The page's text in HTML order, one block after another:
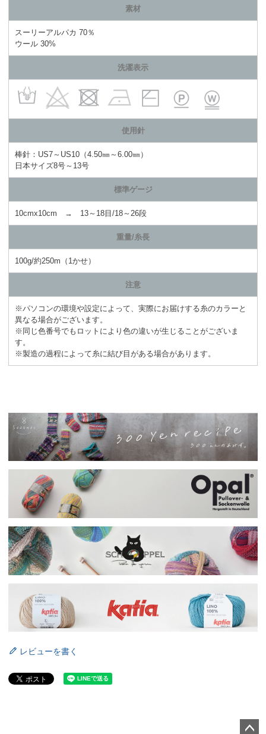
素材
スーリーアルパカ 70％
ウール 30%
洗濯表示
使用針
棒針：US7～US10（4.50㎜～6.00㎜）
日本サイズ8号～13号
標準ゲージ
10cmx10cm → 13～18目/18～26段
重量/糸長
100g/約250m（1かせ）
注意
※パソコンの環境や設定によって、実際にお届けする糸のカラーと
異なる場合がございます。
※同じ色番号でもロットにより色の違いが生じることがございま
す。
※製造の過程によって糸に結び目がある場合があります。
レビューを書く